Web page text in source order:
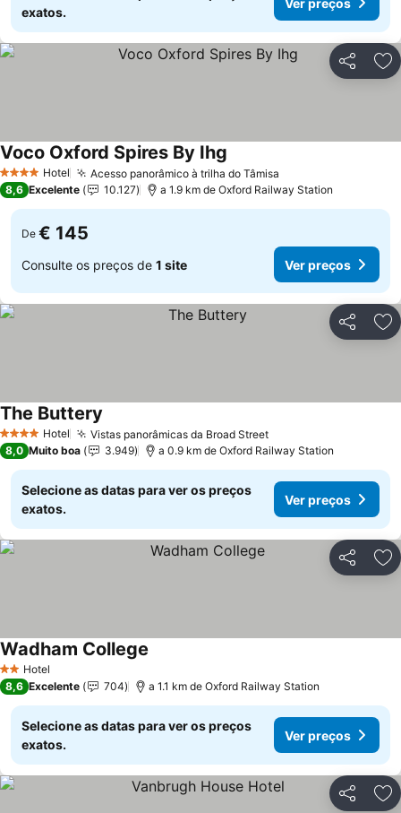
exatos.
Partilhar
4 EstrelasHotel Acesso panorâmico à trilha do Tâmisa
Voco Oxford Spires By Ihg
8,6 Excelente 10.127 a 1.9 km de Oxford Railway Station
De € 145
Consulte os preços de 1 site Ver preços
Partilhar
4 EstrelasHotel Vistas panorâmicas da Broad StreetVer preços
The Buttery
8,0 Muito boa 3.949 a 0.9 km de Oxford Railway Station
Selecione as datas para ver os preços
exatos.
Ver preços
Partilhar
2 Estrelas
Hotel
Wadham College
8,6 Excelente 704 a 1.1 km de Oxford Railway Station
Selecione as datas para ver os preços
exatos.
Ver preços
Partilhar